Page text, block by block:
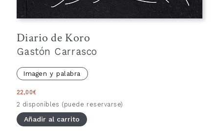
Diario de Koro
Gastón Carrasco
Imagen y palabra
22,00€
2 disponibles (puede reservarse)
Añadir al carrito